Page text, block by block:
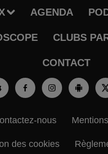
AGENDA
CLUBS
CONTACT
nous
des cookies